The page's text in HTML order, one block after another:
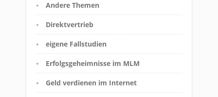
Andere Themen
Direktvertrieb
eigene Fallstudien
Erfolgsgeheimnisse im MLM
Geld verdienen im Internet